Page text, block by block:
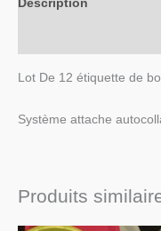
Description
Lot De 12 étiquette de
Système attache
Produits